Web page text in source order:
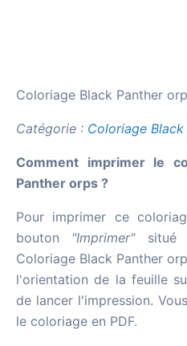
Coloriage Black Panther
Catégorie : Coloriage
Comment imprimer le
Panther orps ?
Pour imprimer ce
bouton "Imprimer"situé
Coloriage Black Panther
l'orientation de la feuille
de lancer l'impression.
le coloriage en PDF.